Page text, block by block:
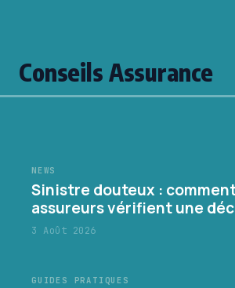
Conseils Assurance
NEWS
Sinistre douteux :
assureurs vérifient une
3 Août 2026
GUIDES PRATIQUES